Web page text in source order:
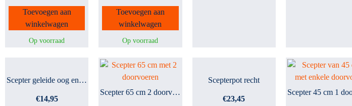
Op voorraad
Toevoegen aan
winkelwagen
Op voorraad
Toevoegen aan
winkelwagen
Scepter geleide oog enkel...
€14,95
Scepter 65 cm 2 doorvoere...
Scepterpot recht
€23,45